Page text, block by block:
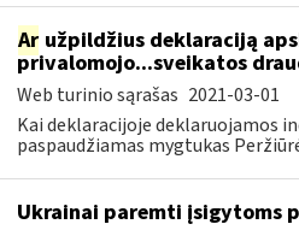
Aružpildžius deklaraciją
privalomojo...sveikatos
Web turinio sąrašas 2021-03-01
Kai deklaracijoje deklaruojamos
paspaudžiamas mygtukas
Ukrainai paremti įsigytoms